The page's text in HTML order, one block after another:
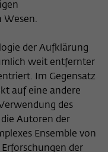
Wesen.
der Aufklärung
weit entfernter
Im Gegensatz
auf eine andere
des
Autoren der
Ensemble von
der